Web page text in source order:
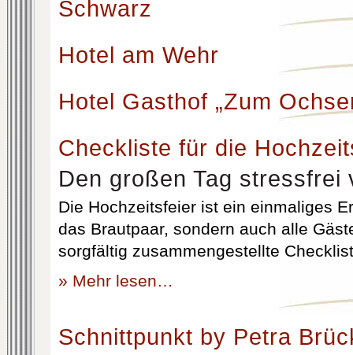
Schwarz
Hotel am Wehr
Hotel Gasthof „Zum
Checkliste für die
Den großen Tag stressfrei
Die Hochzeitsfeier ist ein einmaliges
das Brautpaar, sondern auch alle
sorgfältig zusammengestellte
» Mehr lesen…
Schnittpunkt by Petra